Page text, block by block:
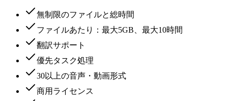
無制限のファイルと総時間
ファイルあたり：最大5GB、最大10時間
翻訳サポート
優先タスク処理
30以上の音声・動画形式
商用ライセンス